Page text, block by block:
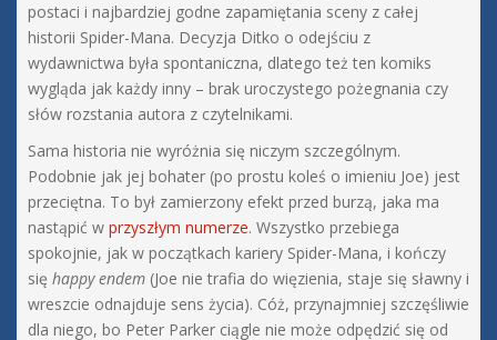
postaci i najbardziej godne zapamiętania sceny z całej
historii Spider-Mana. Decyzja Ditko o odejściu z
wydawnictwa była spontaniczna, dlatego też ten komiks
wygląda jak każdy inny – brak uroczystego pożegnania czy
słów rozstania autora z czytelnikami.
Sama historia nie wyróżnia się niczym szczególnym.
Podobnie jak jej bohater (po prostu koleś o imieniu Joe) jest
przeciętna. To był zamierzony efekt przed burzą, jaka ma
nastąpić w przyszłym numerze. Wszystko przebiega
spokojnie, jak w początkach kariery Spider-Mana, i kończy
się happy endem (Joe nie trafia do więzienia, staje się sławny i
wreszcie odnajduje sens życia). Cóż, przynajmniej szczęśliwie
dla niego, bo Peter Parker ciągle nie może odpędzić się od